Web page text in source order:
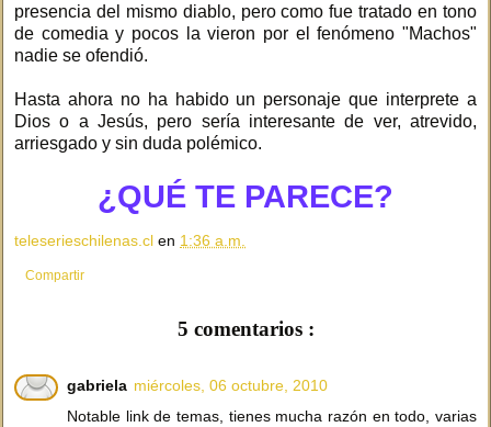
presencia del mismo diablo, pero como fue tratado en tono
de comedia y pocos la vieron por el fenómeno "Machos"
nadie se ofendió.
Hasta ahora no ha habido un personaje que interprete a
Dios o a Jesús, pero sería interesante de ver, atrevido,
arriesgado y sin duda polémico.
¿QUÉ TE PARECE?
teleserieschilenas.cl en 1:36 a.m.
Compartir
5 comentarios :
gabriela miércoles, 06 octubre, 2010
Notable link de temas, tienes mucha razón en todo, varias